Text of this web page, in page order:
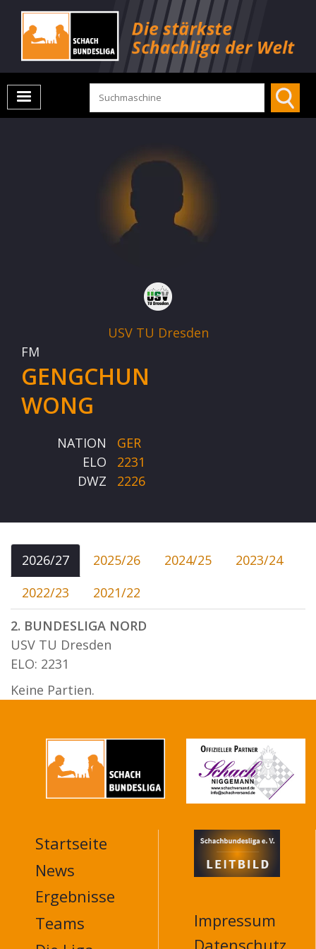
USV TU Dresden
FM
GENGCHUN
WONG
NATION
GER
ELO
2231
DWZ
2226
2026/27 2025/26 2024/25
2023/24
2022/23
2021/22
2. BUNDESLIGA NORD
USV TU Dresden
ELO: 2231
Keine Partien.
MAIN
NAVIGATION
FOOTER
Startseite
News
Ergebnisse
Teams
Impressum